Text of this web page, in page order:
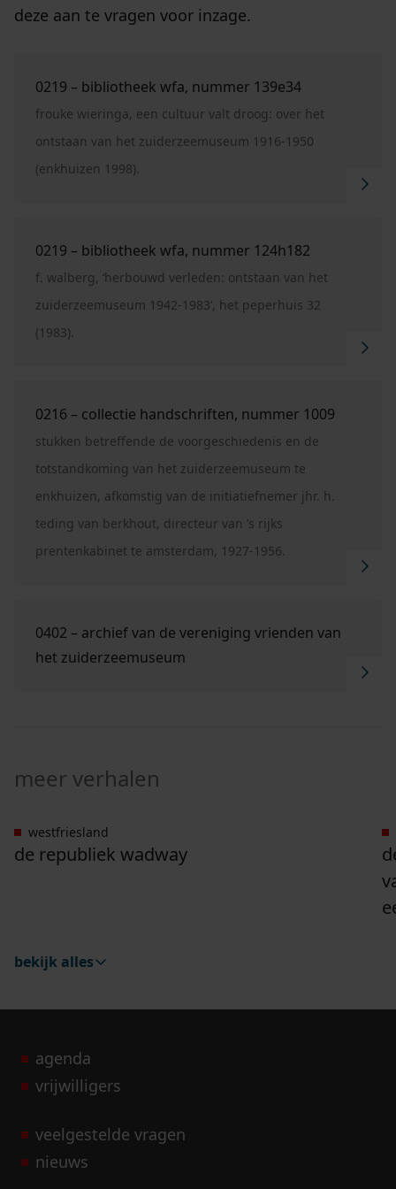
deze aan te vragen voor inzage.
0219 – bibliotheek wfa, nummer 139e34
frouke wieringa, een cultuur valt droog: over het
ontstaan van het zuiderzeemuseum 1916-1950
(enkhuizen 1998).
0219 – bibliotheek wfa, nummer 124h182
f. walberg, ‘herbouwd verleden: ontstaan van het
zuiderzeemuseum 1942-1983’, het peperhuis 32
(1983).
0216 – collectie handschriften, nummer 1009
stukken betreffende de voorgeschiedenis en de
totstandkoming van het zuiderzeemuseum te
enkhuizen, afkomstig van de initiatiefnemer jhr. h.
teding van berkhout, directeur van ’s rijks
prentenkabinet te amsterdam, 1927-1956.
0402 – archief van de vereniging vrienden van
het zuiderzeemuseum
meer verhalen
westfriesland
de republiek wadway
Ga naar "De Republiek Wadway".
bekijk alles
agenda
vrijwilligers
veelgestelde vragen
nieuws